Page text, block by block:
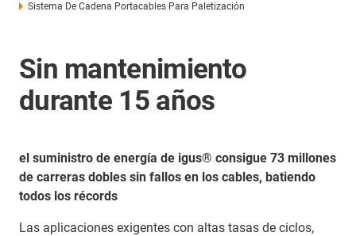
Sistema De Cadena Portacables Para Paletización
Sin mantenimiento
durante 15 años
el suministro de energía de igus® consigue 73 millones
de carreras dobles sin fallos en los cables, batiendo
todos los récords
Las aplicaciones exigentes con altas tasas de ciclos,